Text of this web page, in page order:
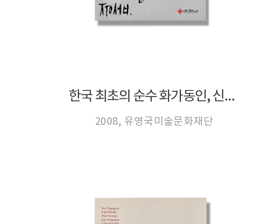
한국 최초의 순수 화가동인, 신사실파
2008, 유영국미술문화재단